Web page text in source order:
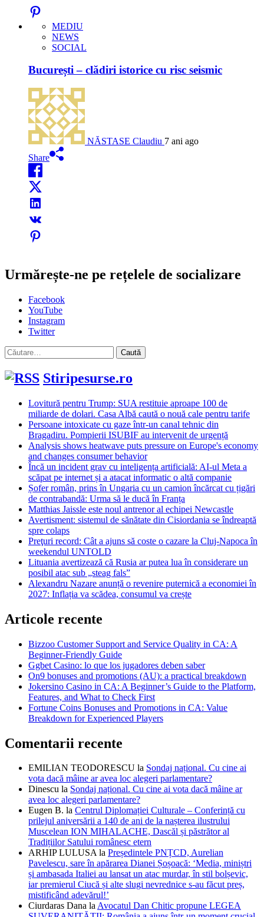
MEDIU
NEWS
SOCIAL
București – clădiri istorice cu risc seismic
NĂSTASE Claudiu 7 ani ago
Share
Urmărește-ne pe rețelele de socializare
Facebook
YouTube
Instagram
Twitter
Caută
după:
Stiripesurse.ro
Lovitură pentru Trump: SUA restituie aproape 100 de
miliarde de dolari. Casa Albă caută o nouă cale pentru tarife
Persoane intoxicate cu gaze într-un canal tehnic din
Bragadiru. Pompierii ISUBIF au intervenit de urgență
Analysis shows heatwave puts pressure on Europe's economy
and changes consumer behavior
Încă un incident grav cu inteligența artificială: AI-ul Meta a
scăpat pe internet și a atacat informatic o altă companie
Șofer român, prins în Ungaria cu un camion încărcat cu țigări
de contrabandă: Urma să le ducă în Franța
Matthias Jaissle este noul antrenor al echipei Newcastle
Avertisment: sistemul de sănătate din Cisiordania se îndreaptă
spre colaps
Preţuri record: Cât a ajuns să coste o cazare la Cluj-Napoca în
weekendul UNTOLD
Lituania avertizează că Rusia ar putea lua în considerare un
posibil atac sub „steag fals”
Alexandru Nazare anunță o revenire puternică a economiei în
2027: Inflația va scădea, consumul va crește
Articole recente
Bizzoo Customer Support and Service Quality in CA: A
Beginner-Friendly Guide
Ggbet Casino: lo que los jugadores deben saber
On9 bonuses and promotions (AU): a practical breakdown
Jokersino Casino in CA: A Beginner’s Guide to the Platform,
Features, and What to Check First
Fortune Coins Bonuses and Promotions in CA: Value
Breakdown for Experienced Players
Comentarii recente
EMILIAN TEODORESCU la Sondaj național. Cu cine ai
vota dacă mâine ar avea loc alegeri parlamentare?
Dinescu la Sondaj național. Cu cine ai vota dacă mâine ar
avea loc alegeri parlamentare?
Eugen B. la Centrul Diplomației Culturale – Conferință cu
prilejul aniversării a 140 de ani de la nașterea ilustrului
Muscelean ION MIHALACHE, Dascăl și păstrător al
Tradițiilor Satului românesc etern
ARHIP LULUSAla Președintele PNȚCD, Aurelian
Pavelescu, sare în apărarea Dianei Șoșoacă: ‘Media, miniștri
și ambasada Italiei au lansat un atac murdar, în stil bolșevic,
iar premierul Ciucă și alte slugi nevrednice s-au făcut preș,
mistificând adevărul!’
Ciurdaras Dana laAvocatul Dan Chitic propune LEGEA